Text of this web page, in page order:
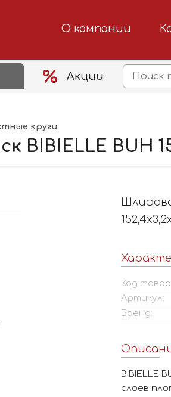
О компании
Акции
круги
BIBIELLE BUH
Код
Артикул:
Бренд:
BIBIELLE
слоев